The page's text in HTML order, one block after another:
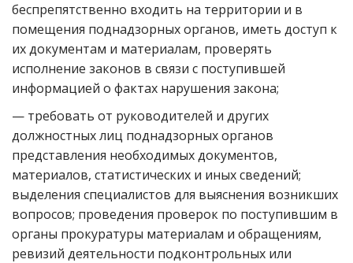
беспрепятственно входить на территории и в
помещения поднадзорных органов, иметь доступ к
их документам и материалам, проверять
исполнение законов в связи с поступившей
информацией о фактах нарушения закона;
— требовать от руководителей и других
должностных лиц поднадзорных органов
представления необходимых документов,
материалов, статистических и иных сведений;
выделения специалистов для выяснения возникших
вопросов; проведения проверок по поступившим в
органы прокуратуры материалам и обращениям,
ревизий деятельности подконтрольных или